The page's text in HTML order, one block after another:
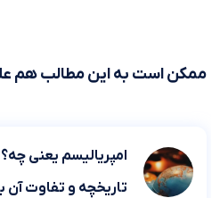
ممکن است به این مطالب هم
امپریالیسم یعنی
تاریخچه و تفاوت آن